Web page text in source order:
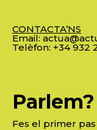
CONTACTA’NS
Email:
Telèfon: +34 932
Parlem?
Fes el primer